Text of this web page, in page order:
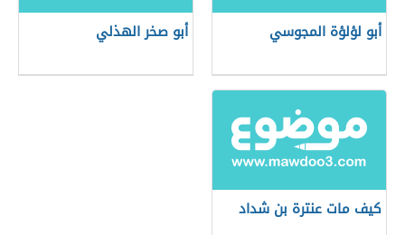
أبو لؤلؤة المجوسي أبو صخر الهذلي
كيف مات عنترة بن شداد